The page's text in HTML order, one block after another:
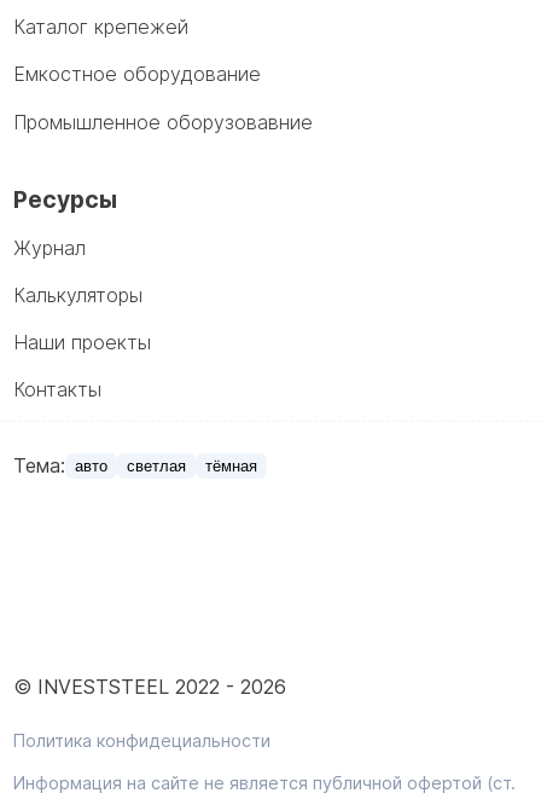
Каталог крепежей
Емкостное оборудование
Промышленное оборузовавние
Ресурсы
Журнал
Калькуляторы
Наши проекты
Контакты
Тема: авто светлая тёмная
© INVESTSTEEL 2022 -2026
Политика конфидециальности
Информация на сайте не является публичной офертой (ст.